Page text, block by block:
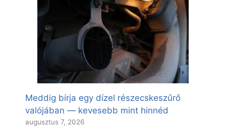
Meddig bírja egy dízel részecskeszűrő
valójában — kevesebb mint hinnéd
augusztus 7, 2026